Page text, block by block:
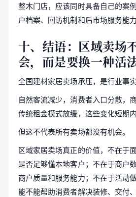
整木门店，应该同时具备自己的案
户档案、回访机制和后市场服务能力
十、结语：区域卖场
会，而是要换一种活
全国建材家居卖场承压，是行业事实
自然客流减少，消费者入口分散，
传统租金模式放缓，这些变化短期
但这不代表所有卖场都没有机会。
区域家居卖场真正的价值，不在于
是否足够懂本地客户；不在于商户
商户质量和服务能力；不在于活动
能不能帮助消费者解决装修、交付